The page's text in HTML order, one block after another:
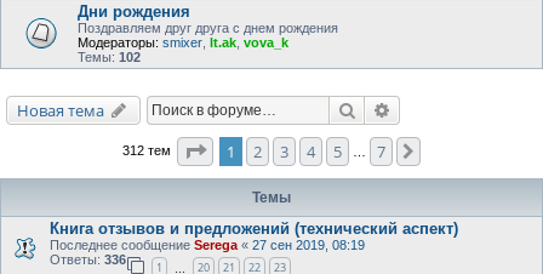
Дни рождения
Поздравляем друг друга с днем рождения
Модераторы: smixer lt.ak vova_k
Темы: 102
Новая тема Поиск
312 тем Страница1 из
1 2 3 4 5 7
Темы
Книга отзывов и предложений (технический аспект)
Последнее сообщение Serega « 27 сен 2019, 08:19
Ответы: 336
1 20 21 22 23